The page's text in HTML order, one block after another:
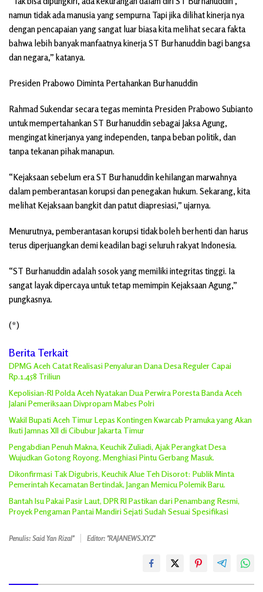
namun tidak ada manusia yang sempurna Tapi jika dilihat kinerja nya
dengan pencapaian yang sangat luar biasa kita melihat secara fakta
bahwa lebih banyak manfaatnya kinerja ST Burhanuddin bagi bangsa
dan negara,” katanya.
Presiden Prabowo Diminta Pertahankan Burhanuddin
Rahmad Sukendar secara tegas meminta Presiden Prabowo Subianto
untuk mempertahankan ST Burhanuddin sebagai Jaksa Agung,
mengingat kinerjanya yang independen, tanpa beban politik, dan
tanpa tekanan pihak manapun.
“Kejaksaan sebelum era ST Burhanuddin kehilangan marwahnya
dalam pemberantasan korupsi dan penegakan hukum. Sekarang, kita
melihat Kejaksaan bangkit dan patut diapresiasi,” ujarnya.
Menurutnya, pemberantasan korupsi tidak boleh berhenti dan harus
terus diperjuangkan demi keadilan bagi seluruh rakyat Indonesia.
“ST Burhanuddin adalah sosok yang memiliki integritas tinggi. Ia
sangat layak dipercaya untuk tetap memimpin Kejaksaan Agung,”
pungkasnya.
(*)
Berita Terkait
DPMG Aceh Catat Realisasi Penyaluran Dana Desa Reguler Capai
Rp.1,458 Triliun
Kepolisian-RI Polda Aceh Nyatakan Dua Perwira Poresta Banda Aceh
Jalani Pemeriksaan Divpropam Mabes Polri
Wakil Bupati Aceh Timur Lepas Kontingen Kwarcab Pramuka yang Akan
Ikuti Jamnas XII di Cibubur Jakarta Timur
Pengabdian Penuh Makna, Keuchik Zuliadi, Ajak Perangkat Desa
Wujudkan Gotong Royong, Menghiasi Pintu Gerbang Masuk.
Dikonfirmasi Tak Digubris, Keuchik Alue Teh Disorot: Publik Minta
Pemerintah Kecamatan Bertindak, Jangan Memicu Polemik Baru.
Bantah Isu Pakai Pasir Laut, DPR RI Pastikan dari Penambang Resmi,
Proyek Pengaman Pantai Mandiri Sejati Sudah Sesuai Spesifikasi
Penulis: Said Yan Rizal" Editor: "RAJANEWS.XYZ"